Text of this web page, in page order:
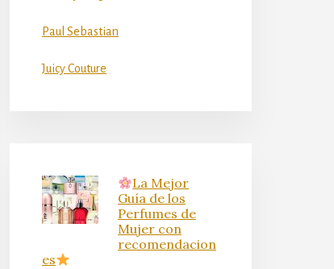
Paul Sebastian
Juicy Couture
La Mejor
Guía de los
Perfumes de
Mujer con
recomendacion
es